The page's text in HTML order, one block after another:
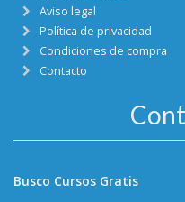
Aviso legal
Política de privacidad
Condiciones de compra
Contacto
Busco Cursos Gratis